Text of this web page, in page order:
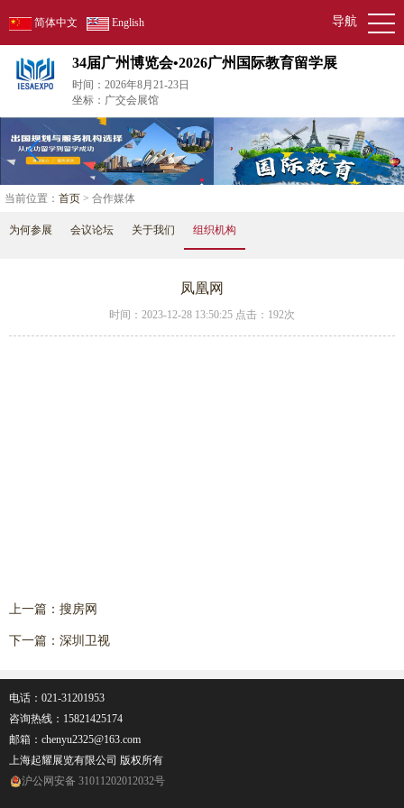
简体中文 English 导航
34届广州博览会•2026广州国际教育留学展
时间：2026年8月21-23日
坐标：广交会展馆
当前位置： 首页 > 合作媒体
为何参展 会议论坛 关于我们 组织机构
凤凰网
时间：2023-12-28 13:50:25 点击： 192次
上一篇： 搜房网
下一篇： 深圳卫视
电话：021-31201953
咨询热线： 15821425174
邮箱：chenyu2325@163.com
上海起耀展览有限公司 版权所有
沪公网安备 31011202012032号